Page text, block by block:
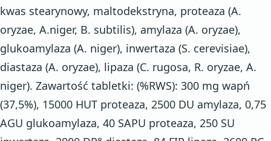
kwas stearynowy, maltodekstryna, proteaza (A.
oryzae, A.niger, B. subtilis), amylaza (A. oryzae),
glukoamylaza (A. niger), inwertaza (S. cerevisiae),
diastaza (A. oryzae), lipaza (C. rugosa, R. oryzae, A.
niger). Zawartość tabletki: (%RWS): 300 mg wapń
(37,5%), 15000 HUT proteaza, 2500 DU amylaza, 0,75
AGU glukoamylaza, 40 SAPU proteaza, 250 SU